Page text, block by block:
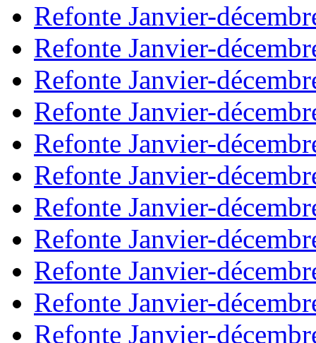
Refonte Janvier-
Refonte Janvier-
Refonte Janvier-
Refonte Janvier-
Refonte Janvier-
Refonte Janvier-
Refonte Janvier-
Refonte Janvier-
Refonte Janvier-
Refonte Janvier-
Refonte Janvier-